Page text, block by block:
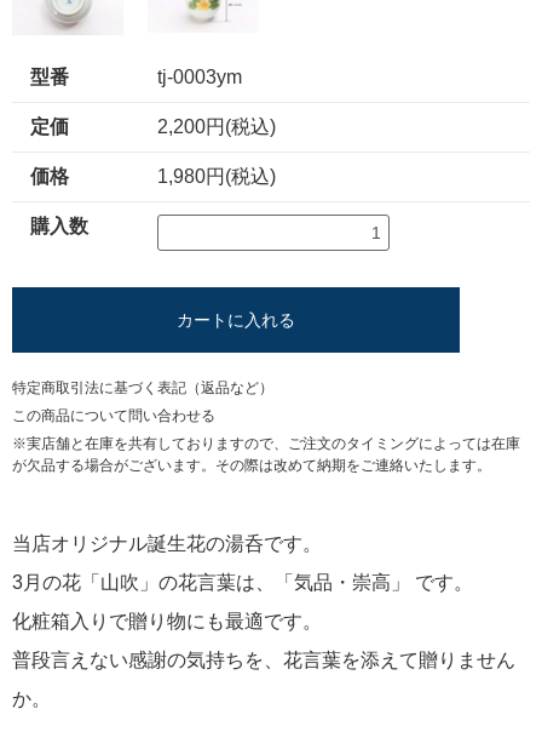
型番 tj-0003ym
定価 2,200円(税込)
価格 1,980円(税込)
購入数
カートに入れる
特定商取引法に基づく表記（返品など）
この商品について問い合わせる
※実店舗と在庫を共有しておりますので、ご注文のタイミングによっては在庫
が欠品する場合がございます。その際は改めて納期をご連絡いたします。
当店オリジナル誕生花の湯呑です。
3月の花「山吹」の花言葉は、「気品・崇高」 です。
化粧箱入りで贈り物にも最適です。
普段言えない感謝の気持ちを、花言葉を添えて贈りません
か。